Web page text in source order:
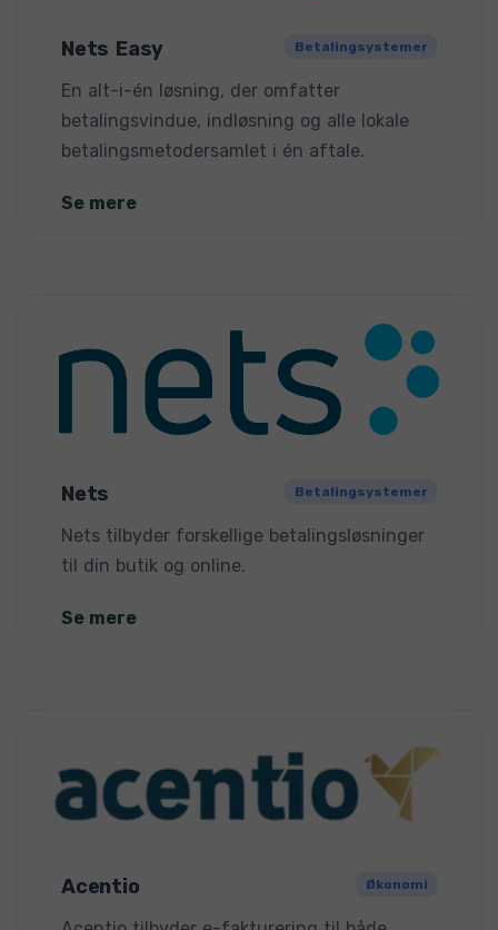
Nets Easy Betalingsystemer
En alt-i-én løsning, der omfatter
betalingsvindue, indløsning og alle lokale
betalingsmetodersamlet i én aftale.
Se mere
Nets Betalingsystemer
Nets tilbyder forskellige betalingsløsninger
til din butik og online.
Se mere
Acentio Økonomi